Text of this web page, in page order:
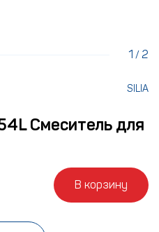
1 /2
SILIA
Смеситель для
В корзину